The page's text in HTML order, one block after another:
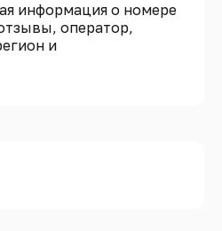
информация о номере
оператор,
и